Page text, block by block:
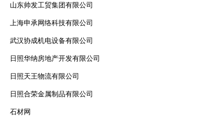
山东帅发工贸集团有限公司
上海申承网络科技有限公司
武汉协成机电设备有限公司
日照华纳房地产开发有限公司
日照天王物流有限公司
日照合荣金属制品有限公司
石材网